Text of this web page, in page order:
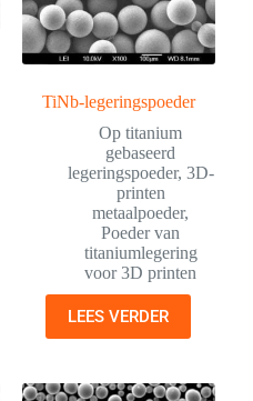
TiNb-legeringspoeder
Op titanium
gebaseerd
legeringspoeder, 3D-
printen
metaalpoeder,
Poeder van
titaniumlegering
voor 3D printen
LEES VERDER